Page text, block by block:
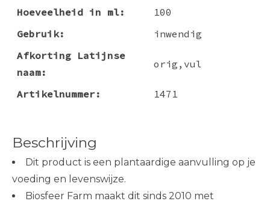
Hoeveelheid in ml:
100
Gebruik:
inwendig
Afkorting Latijnse
naam:
orig,vul
Artikelnummer: 1471
Beschrijving
Dit product is een plantaardige aanvulling op je
voeding en levenswijze.
Biosfeer Farm maakt dit sinds 2010 met